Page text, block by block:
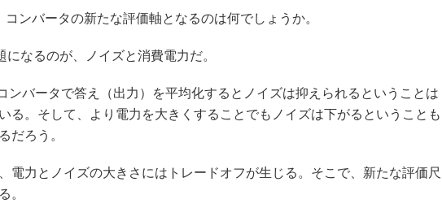
ンバータの新たな評価軸となるのは何でしょうか。
なるのが、ノイズと消費電力だ。
バータで答え（出力）を平均化するとノイズは抑えられるということは
る。そして、より電力を大きくすることでもノイズは下がるということも
だろう。
電力とノイズの大きさにはトレードオフが生じる。そこで、新たな評価尺
。